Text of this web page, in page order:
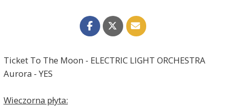
Ticket To The Moon - ELECTRIC LIGHT ORCHESTRA
Aurora - YES
Wieczorna płyta: